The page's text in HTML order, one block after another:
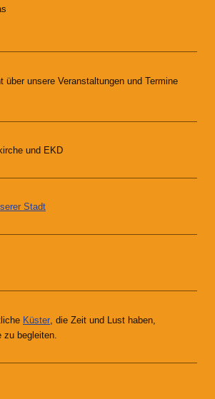
über unsere Veranstaltungen und Termine
und EKD
Stadt
Küster , die Zeit und Lust haben,
begleiten.